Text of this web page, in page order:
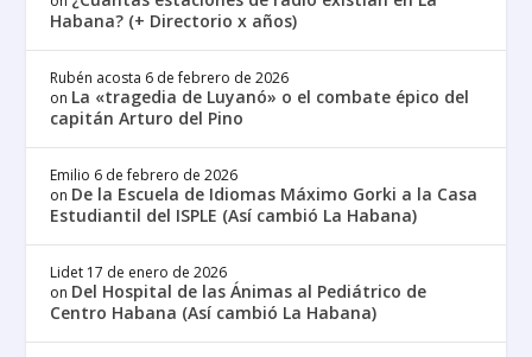
Habana? (+ Directorio x años)
Rubén acosta 6 de febrero de 2026
on La «tragedia de Luyanó» o el combate épico del
capitán Arturo del Pino
Emilio 6 de febrero de 2026
on De la Escuela de Idiomas Máximo Gorki a la Casa
Estudiantil del ISPLE (Así cambió La Habana)
Lidet 17 de enero de 2026
on Del Hospital de las Ánimas al Pediátrico de
Centro Habana (Así cambió La Habana)